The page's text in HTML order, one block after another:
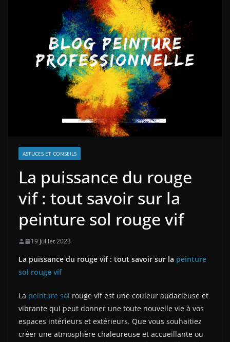
ASTUCES ET CONSEILS
La puissance du rouge
vif : tout savoir sur la
peinture sol rouge vif
19 juillet 2023
La puissance du rouge vif : tout savoir sur la peinture
sol rouge vif
La peinture sol rouge vif est une couleur audacieuse et
vibrante qui peut donner une toute nouvelle vie à vos
espaces intérieurs et extérieurs. Que vous souhaitiez
créer une atmosphère chaleureuse et accueillante ou